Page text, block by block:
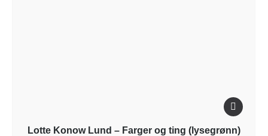
Lotte Konow Lund – Farger og ting (lysegrønn)